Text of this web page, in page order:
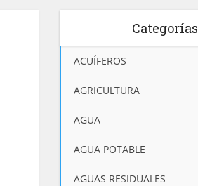
Categorías
ACUÍFEROS
AGRICULTURA
AGUA
AGUA POTABLE
AGUAS RESIDUALES